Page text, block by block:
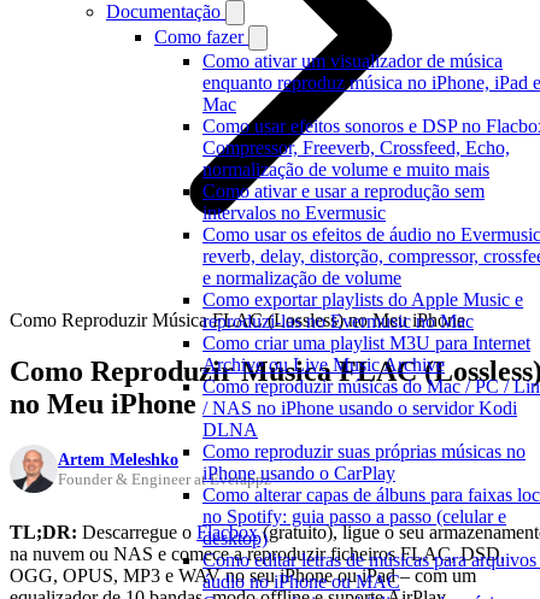
Documentação
Como fazer
Como ativar um visualizador de música
enquanto reproduz música no iPhone, iPad e
Mac
Como usar efeitos sonoros e DSP no
Compressor, Freeverb, Crossfeed, Echo,
normalização de volume e muito mais
Como ativar e usar a reprodução sem
intervalos no Evermusic
Como usar os efeitos de áudio no
reverb, delay, distorção, compressor,
e normalização de volume
Como exportar playlists do Apple Music e
reproduzi-las no Evermusic no Mac
Como criar uma playlist M3U para Internet
Archive ou Live Music Archive
Como reproduzir músicas do Mac / PC /
/ NAS no iPhone usando o servidor Kodi
DLNA
Como reproduzir suas próprias músicas no
iPhone usando o CarPlay
Como alterar capas de álbuns para faixas
no Spotify: guia passo a passo (celular e
desktop)
Como editar letras de músicas para arquivos
áudio no iPhone ou MAC
Como Reproduzir Música FLAC (Lossless) no Meu iPhone
Como Reproduzir Música FLAC
no Meu iPhone
Artem Meleshko
Founder & Engineer at Everappz
TL;DR: Descarregue o Flacbox(gratuito), ligue o seu
na nuvem ou NAS e comece a reproduzir ficheiros FLAC, DSD,
OGG, OPUS, MP3 e WAV no seu iPhone ou iPad – com um